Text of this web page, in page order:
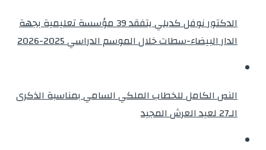
الدكتور نوفل كديلي يتفقد 39 مؤسسة تعليمية بجهة
الدار البيضاء-سطات خلال الموسم الدراسي 2025-2026
النص الكامل للخطاب الملكي السامي بمناسبة الذكرى
الـ27 لعيد العرش المجيد